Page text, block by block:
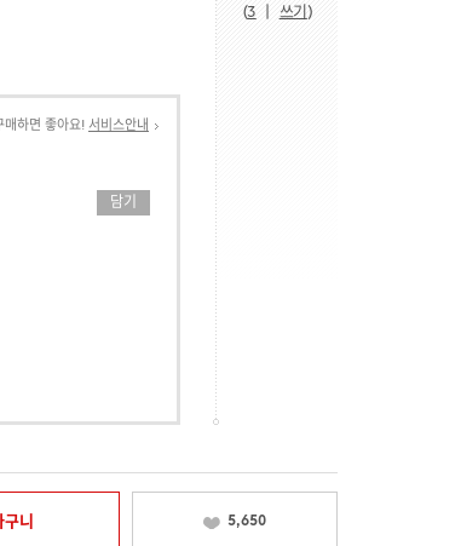
매하면 좋아요! 서비스안내
담기
(3 쓰기 )
니 5,650